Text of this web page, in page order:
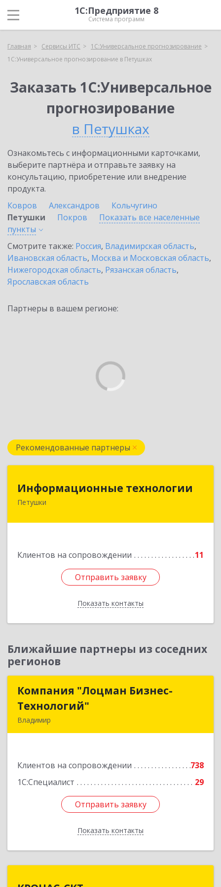
1С:Предприятие 8
Система программ
Главная Сервисы ИТС
1С:Универсальное прогнозирование
1С:Универсальное прогнозирование в Петушках
Заказать 1С:Универсальное
прогнозирование
в Петушках
Ознакомьтесь с информационными карточками,
выберите партнёра и отправьте заявку на
консультацию, приобретение или внедрение
продукта.
Ковров
Александров
Кольчугино
Петушки
Покров
Показать все населенные
пункты
Смотрите также: Россия, Владимирская область,
Ивановская область, Москва и Московская область,
Нижегородская область, Рязанская область,
Ярославская область
Партнеры в вашем регионе:
Рекомендованные партнеры
Информационные технологии
Петушки
Клиентов на сопровождении 11
Отправить заявку
Показать контакты
Информационные технологии
Отправить заявку
Назад
Ближайшие партнеры из соседних
регионов
Компания "Лоцман Бизнес-
Технологий"
Владимир
Клиентов на сопровождении
738
1С:Специалист
29
Отправить заявку
Показать контакты
Компания "Лоцман Бизнес-
Подробнее
Отправить заявку
Назад